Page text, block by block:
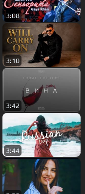
3:08
3:10
3:42
3:44